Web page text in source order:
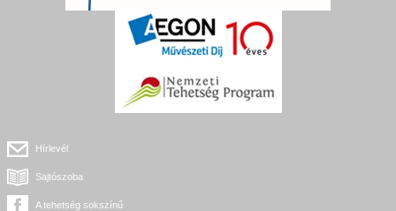
Hírlevél
Sajtószoba
A tehetség sokszínű